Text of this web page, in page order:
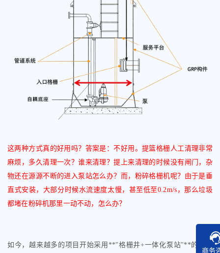
这两种方式真的好用吗？答案是：不好用。提篮格栅人工清理非常
麻烦，多久清理一次？谁来清理？提上来清理的时候没有闸门，杂
物还在源源不断的进入泵站怎么办？而，粉碎格栅机呢？由于是垂
直式安装，大部分时候水流速度太慢，甚至低至0.2m/s ，那么垃圾
都堵在粉碎机那里一动不动，怎么办？
如今，越来越多的项目开始采用 **"格栅井+一体化泵站"**的配置商务